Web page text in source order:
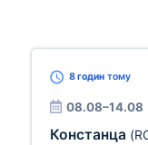
8 годин тому
08.08–14.08
Констанца